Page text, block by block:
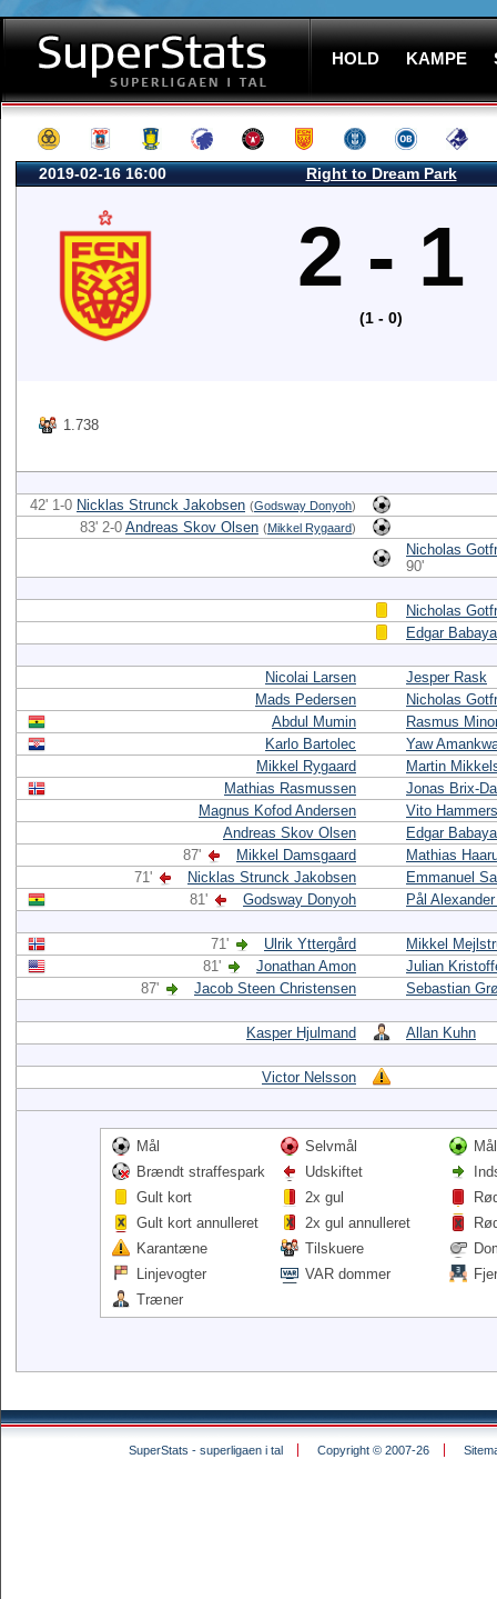
HOLD KAMPE
2019-02-16 16:00 Right to Dream Park
2 - 1
(1 - 0)
1.738
42' 1-0 Nicklas Strunck Jakobsen (Godsway Donyoh)
83' 2-0 Andreas Skov Olsen (Mikkel Rygaard)
Nicholas
90'
Nicholas
Edgar
Nicolai Larsen
Jesper Rask
Mads Pedersen
Nicholas
Abdul Mumin
Rasmus
Karlo Bartolec
Yaw
Mikkel Rygaard
Martin
Mathias Rasmussen
Jonas Brix-
Magnus Kofod Andersen
Vito
Andreas Skov Olsen
Edgar
87'
Mikkel Damsgaard
Mathias
71'
Nicklas Strunck Jakobsen
Emmanuel
81'
Godsway Donyoh Pål
71' Ulrik Yttergård
Mikkel
81'
Jonathan Amon
Julian
87'
Jacob Steen Christensen Sebastian
Kasper Hjulmand Allan Kuhn
Victor Nelsson
Mål Selvmål
Brændt straffespark
Udskiftet
Gult kort
2x gul
Gult kort annulleret
2x gul annulleret
Karantæne
Tilskuere
Linjevogter
VAR dommer
Træner
SuperStats - superligaen i tal Copyright © 2007-26